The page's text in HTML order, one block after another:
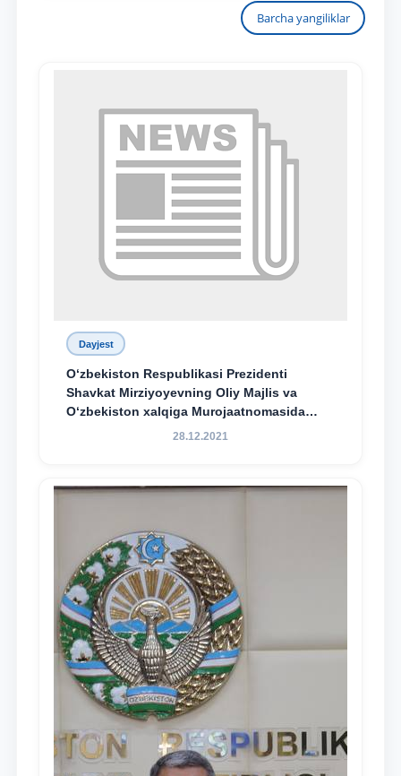
Barcha yangiliklar
Dayjest
O‘zbekiston Respublikasi Prezidenti
Shavkat Mirziyoyevning Oliy Majlis va
O‘zbekiston xalqiga Murojaatnomasida
belgilangan vazifalar mazmun-mohiyatini
dayjesti
28.12.2021